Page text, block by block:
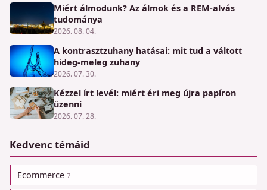
Miért álmodunk? Az álmok és a REM-alvás
tudománya
2026. 08. 04.
A kontrasztzuhany hatásai: mit tud a váltott
hideg-meleg zuhany
2026. 07. 30.
Kézzel írt levél: miért éri meg újra papíron
üzenni
2026. 07. 28.
Kedvenc témáid
Ecommerce 7